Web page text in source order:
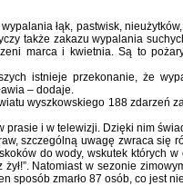
łąk, pastwisk,
także zakazu wypalania
marca i kwietnia. Są to
istnieje przekonanie, że
– dodaje.
wyszkowskiego 188 zdarzeń
i w telewizji. Dzięki nim
szczególną uwagę zwraca się
do wody, wskutek których
Natomiast w sezonie
sposób zmarło 87 osób, co jest